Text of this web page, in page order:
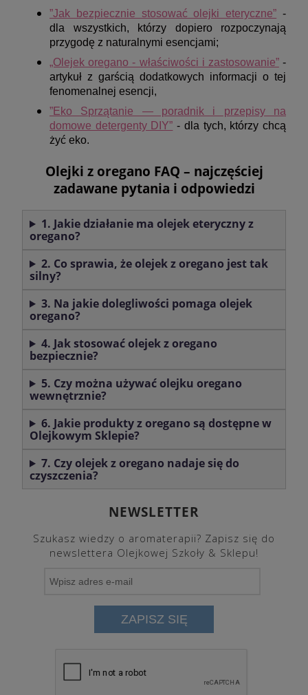
”Jak bezpiecznie stosować olejki eteryczne” -
dla wszystkich, którzy dopiero rozpoczynają
przygodę z naturalnymi esencjami;
„Olejek oregano - właściwości i zastosowanie” -
artykuł z garścią dodatkowych informacji o tej
fenomenalnej esencji,
”Eko Sprzątanie — poradnik i przepisy na
domowe detergenty DIY” - dla tych, którzy chcą
żyć eko.
Olejki z oregano FAQ – najczęściej
zadawane pytania i odpowiedzi
1. Jakie działanie ma olejek eteryczny z
oregano?
2. Co sprawia, że olejek z oregano jest tak
silny?
3. Na jakie dolegliwości pomaga olejek
oregano?
4. Jak stosować olejek z oregano
bezpiecznie?
5. Czy można używać olejku oregano
wewnętrznie?
6. Jakie produkty z oregano są dostępne w
Olejkowym Sklepie?
7. Czy olejek z oregano nadaje się do
czyszczenia?
NEWSLETTER
Szukasz wiedzy o aromaterapii? Zapisz się do
newslettera Olejkowej Szkoły & Sklepu!
ZAPISZ SIĘ